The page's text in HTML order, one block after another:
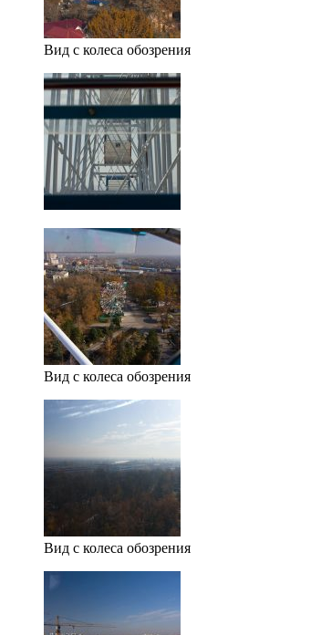
Вид с колеса обозрения
Вид с колеса обозрения
Вид с колеса обозрения